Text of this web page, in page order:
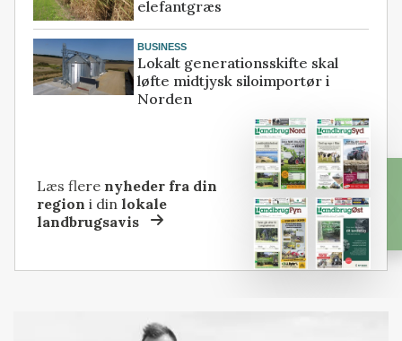
elefantgræs
BUSINESS
Lokalt generationsskifte skal
løfte midtjysk siloimportør i
Norden
Læs flere nyheder fra din
region i dinlokale
landbrugsavis